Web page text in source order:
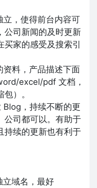
，使得前台内容可
公司新闻的及时更新
买家的感受及搜索引
料，产品描述下面
excel/pdf 文档，
）。
，持续不断的更
公司都可以。有助于
持续的更新也有利于
立域名，最好